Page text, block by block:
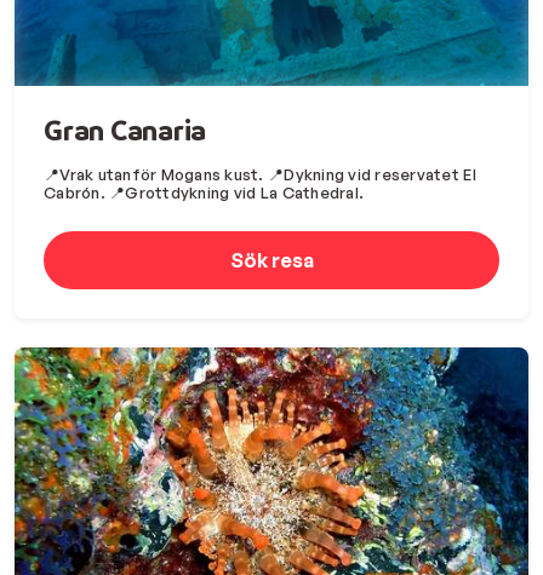
Gran Canaria
📍Vrak utanför Mogans kust. 📍Dykning vid reservatet El
Cabrón. 📍Grottdykning vid La Cathedral.
Sök resa